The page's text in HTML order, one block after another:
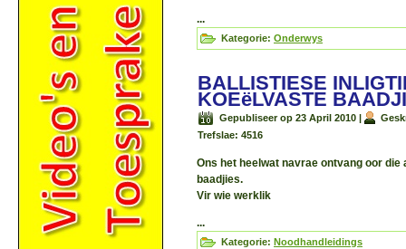
...
Kategorie: Onderwys
BALLISTIESE
KOEëLVASTE
Gepubliseer op 23 April 2010
Trefslae: 4516
Ons het heelwat navrae ontvang oor
baadjies.
Vir wie werklik
...
Kategorie: Noodhandleidings